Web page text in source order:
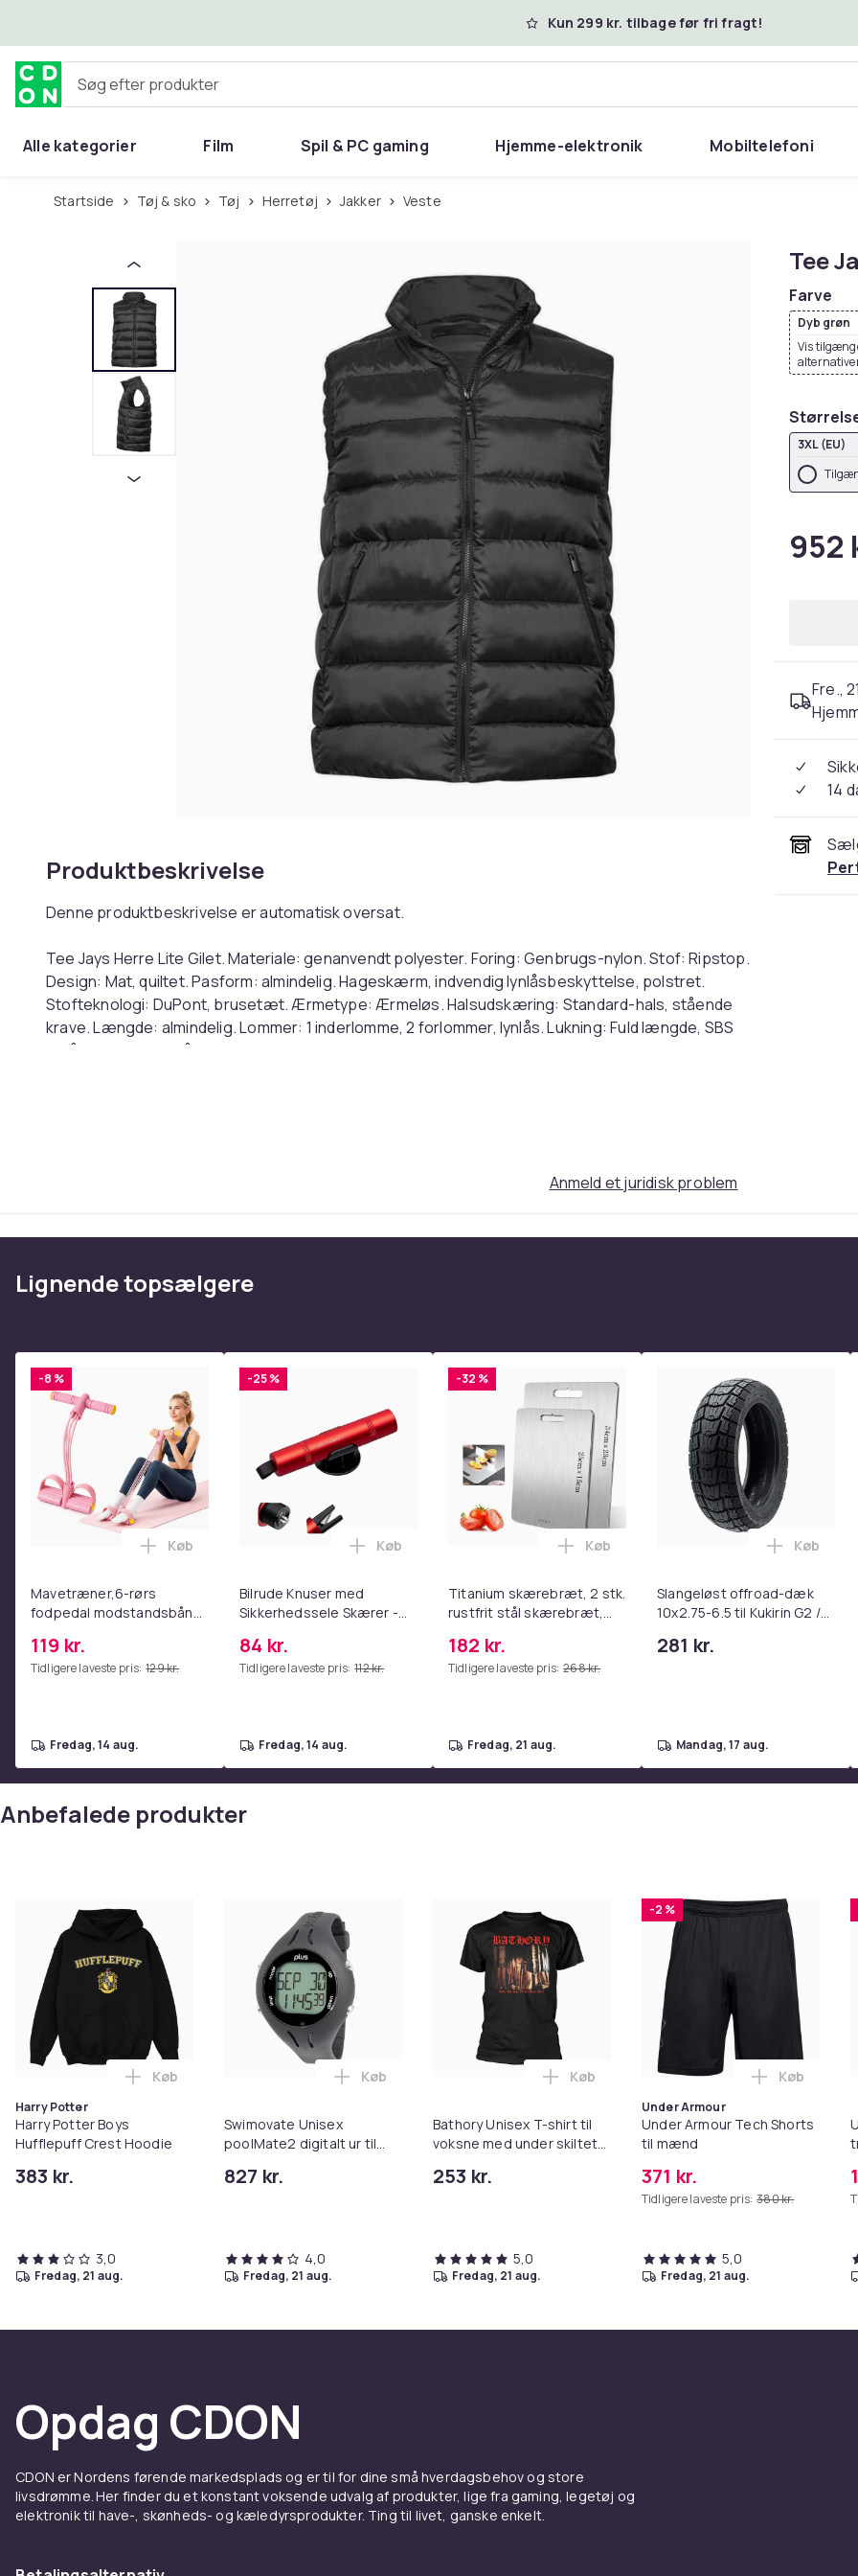
Kun 299 kr. tilbage før fri fragt!
Søg efter produkter
Alle kategorier Film Spil & PC gaming Hjemme-elektronik Mobiltelefoni
Hjem & have
Startside Tøj & sko Tøj Herretøj Jakker Veste
Produktbeskrivelse
Denne produktbeskrivelse er automatisk oversat.
Tee Jays Herre Lite Gilet. Materiale: genanvendt polyester. Foring: Genbrugs-nylon. Stof: Ripstop.
Design: Mat, quiltet. Pasform: almindelig. Hageskærm, indvendig lynlåsbeskyttelse, polstret.
Stofteknologi: DuPont, brusetæt. Ærmetype: Ærmeløs. Halsudskæring: Standard-hals, stående
krave. Længde: almindelig. Lommer: 1 inderlomme, 2 forlommer, lynlås. Lukning: Fuld længde, SBS
lynlås. Kant: Trækbånd.
Varenr.
Tee
Farve
Dyb grøn
Vis
3XL (EU)
952
Fre.,
14
Anmeld et juridisk problem
Lignende topsælgere
-8 %
Mavetræner,6-rørs
fodpedal modstandsbånd
yoga og
hjemmetræningscenter
119 kr.
Tidligere laveste pris: 129 kr.
Læg Mavetræner,6-rørs fodpedal modstandsbånd - Mave- og coretræning, yoga og
Køb
fredag, 14 aug.
-25 %
Bilrude Knuser med
Sikkerhedssele Skærer -
Kompatibel med Alle
Bilmodeller Red
84 kr.
Tidligere laveste pris: 112 kr.
Læg Bilrude Knuser med Sikkerhedssele Skærer -
Køb
fredag, 14 aug.
-32 %
Titanium skærebræt, 2 stk.
rustfrit stål skærebræt,
skærebræt
182 kr.
Tidligere laveste pris: 268 kr.
Læg Titanium skærebræt, 2 stk.
Køb
fredag, 21 aug.
Slangeløst offroad-dæk
10x2.75-6.5 til Kukirin G2 /
/ R3 / R6 / Ausom DT2 Pro /
281 kr.
Læg
Køb
mandag, 17 aug.
Anbefalede produkter
Harry Potter
Harry Potter Boys
Hufflepuff Crest Hoodie
383 kr.
Læg Harry Potter Boys Hufflepuff Crest Hoodie i kurven
Køb
3,0
fredag, 21 aug.
Swimovate Unisex
poolMate2 digitalt ur til
827 kr.
Læg Swimovate Unisex poolMate2 digitalt ur til voksne i kurven
Køb
4,0
fredag, 21 aug.
Bathory Unisex T-shirt til
voksne med under skiltet
253 kr.
Læg Bathory Unisex T-shirt til voksne
Køb
5,0
fredag, 21 aug.
-2 %
Under Armour
Under Armour Tech Shorts
til mænd
371 kr.
Tidligere laveste pris: 380 kr.
Læg Under
Køb
5,0
fredag, 21 aug.
Opdag CDON
CDON er Nordens førende markedsplads og er til for dine små hverdagsbehov og store
livsdrømme. Her finder du et konstant voksende udvalg af produkter, lige fra gaming, legetøj og
elektronik til have-, skønheds- og kæledyrsprodukter. Ting til livet, ganske enkelt.